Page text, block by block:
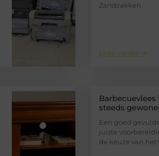
Zandzakken
Lees verder ➜
steeds
Een goed
juiste
de keuze van het